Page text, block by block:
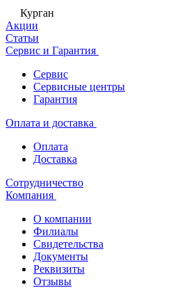
Курган
Акции
Статьи
Сервис и Гарантия
Сервис
Сервисные центры
Гарантия
Оплата и доставка
Оплата
Доставка
Сотрудничество
Компания
О компании
Филиалы
Свидетельства
Документы
Реквизиты
Отзывы